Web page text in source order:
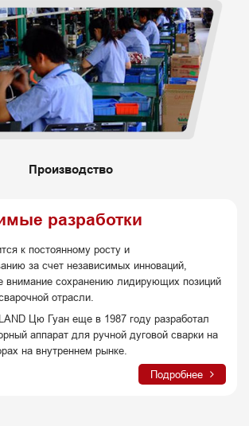
Производство
разработки
к постоянному росту и
за счет независимых инноваций,
внимание сохранению лидирующих позиций
отрасли.
Цю Гуан еще в 1987 году разработал
аппарат для ручной дуговой сварки на
на внутреннем рынке.
Подробнее